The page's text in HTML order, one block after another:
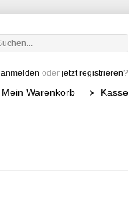
anmelden oder jetzt registrieren?
Mein Warenkorb Kasse